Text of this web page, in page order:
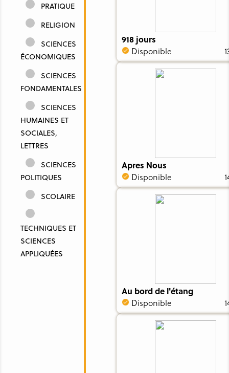
PRATIQUE
RELIGION
SCIENCES
ÉCONOMIQUES
SCIENCES
FONDAMENTALES
SCIENCES
HUMAINES ET
SOCIALES,
LETTRES
SCIENCES
POLITIQUES
SCOLAIRE
TECHNIQUES ET
SCIENCES
APPLIQUÉES
918 jours
Disponible
Apres Nous
Disponible
Au bord de l'étang
Disponible